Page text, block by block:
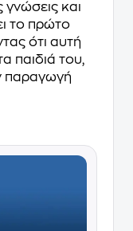
γνώσεις και
το πρώτο
ότι αυτή
παιδιά του,
παραγωγή